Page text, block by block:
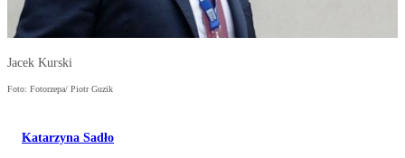
Jacek Kurski
Foto: Fotorzepa/ Piotr Guzik
Katarzyna Sadło